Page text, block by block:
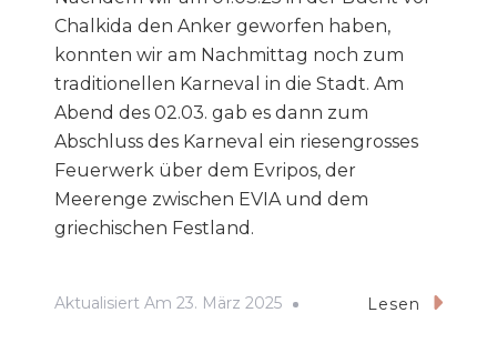
Chalkida den Anker geworfen haben,
konnten wir am Nachmittag noch zum
traditionellen Karneval in die Stadt. Am
Abend des 02.03. gab es dann zum
Abschluss des Karneval ein riesengrosses
Feuerwerk über dem Evripos, der
Meerenge zwischen EVIA und dem
griechischen Festland.
Aktualisiert Am 23. März 2025 Lesen